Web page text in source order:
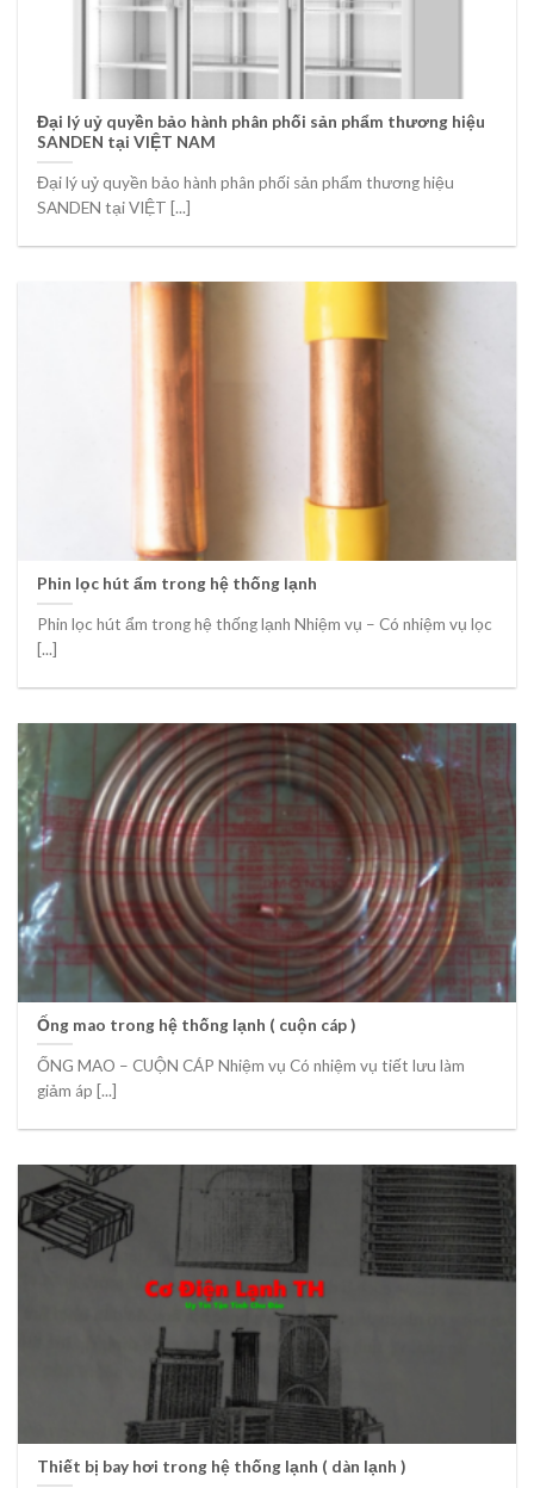
Đại lý uỷ quyền bảo hành phân phối sản phẩm thương hiệu
SANDEN tại VIỆT NAM
Đại lý uỷ quyền bảo hành phân phối sản phẩm thương hiệu
SANDEN tại VIỆT [...]
Phin lọc hút ẩm trong hệ thống lạnh
Phin lọc hút ẩm trong hệ thống lạnh Nhiệm vụ – Có nhiệm vụ lọc
[...]
Ống mao trong hệ thống lạnh ( cuộn cáp )
ỐNG MAO – CUỘN CÁP Nhiệm vụ Có nhiệm vụ tiết lưu làm
giảm áp [...]
Thiết bị bay hơi trong hệ thống lạnh ( dàn lạnh )